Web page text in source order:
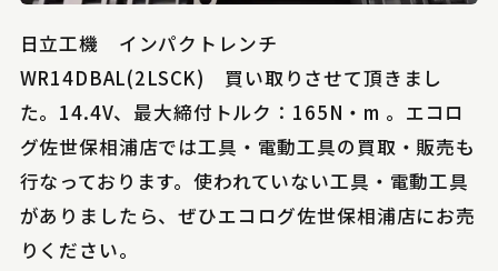
日立工機 インパクトレンチ
WR14DBAL(2LSCK) 買い取りさせて頂きまし
た。14.4V、最大締付トルク：165N・m 。エコロ
グ佐世保相浦店では工具・電動工具の買取・販売も
行なっております。使われていない工具・電動工具
がありましたら、ぜひエコログ佐世保相浦店にお売
りください。